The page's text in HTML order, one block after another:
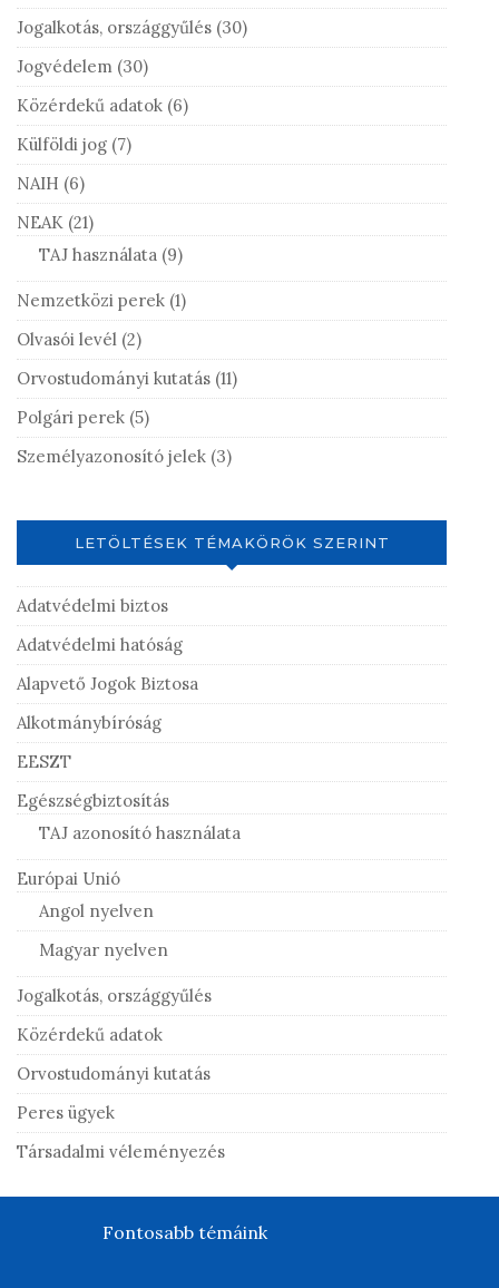
Jogalkotás, országgyűlés (30)
Jogvédelem (30)
Közérdekű adatok (6)
Külföldi jog (7)
NAIH (6)
NEAK (21)
TAJ használata (9)
Nemzetközi perek (1)
Olvasói levél (2)
Orvostudományi kutatás (11)
Polgári perek (5)
Személyazonosító jelek (3)
LETÖLTÉSEK TÉMAKÖRÖK SZERINT
Adatvédelmi biztos
Adatvédelmi hatóság
Alapvető Jogok Biztosa
Alkotmánybíróság
EESZT
Egészségbiztosítás
TAJ azonosító használata
Európai Unió
Angol nyelven
Magyar nyelven
Jogalkotás, országgyűlés
Közérdekű adatok
Orvostudományi kutatás
Peres ügyek
Társadalmi véleményezés
Fontosabb témáink